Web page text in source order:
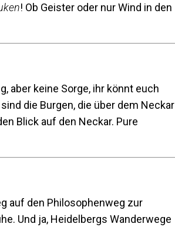
! Ob Geister oder nur Wind in den
aber keine Sorge, ihr könnt euch
die Burgen, die über dem Neckar
Blick auf den Neckar. Pure
auf den Philosophenweg zur
Und ja, Heidelbergs Wanderwege